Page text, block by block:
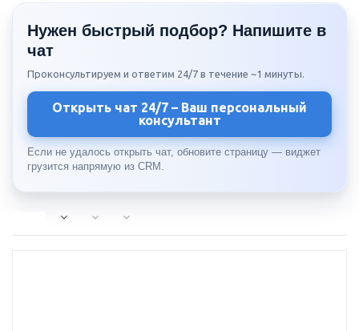
Нужен быстрый подбор? Напишите в
чат
Проконсультируем и ответим 24/7 в течение ~1 минуты.
Открыть чат 24/7 – Ваш персональный
консультант
Если не удалось открыть чат, обновите страницу — виджет
грузится напрямую из CRM.